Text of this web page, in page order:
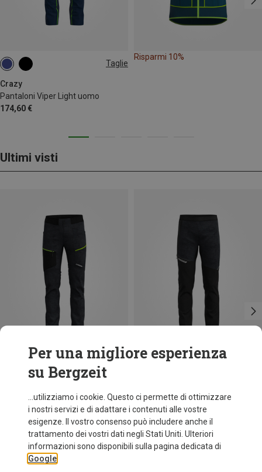
Taglie
Crazy
Pantaloni Viper Light uomo
174,60 €
XL
Risparmi 10%
Ultimi visti
Risparmi 40%
Per una migliore esperienza
su Bergzeit
...utilizziamo i cookie. Questo ci permette di ottimizzare
i nostri servizi e di adattare i contenuti alle vostre
esigenze. Il vostro consenso può includere anche il
trattamento dei vostri dati negli Stati Uniti. Ulteriori
informazioni sono disponibili sulla pagina dedicata di
Google